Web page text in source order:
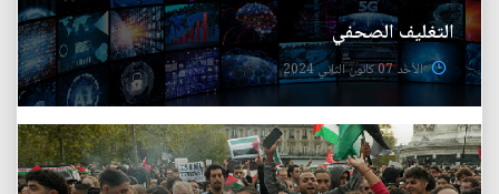
التغليف الصحفي
الأحد 07 كانون الثاني 2024